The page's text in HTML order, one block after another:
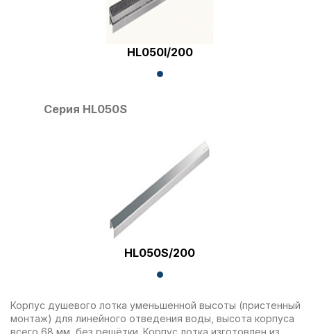
HL050I/200
Серия HL050S
HL050S/200
Корпус душевого лотка уменьшенной высоты (пристенный
монтаж) для линейного отведения воды, высота корпуса
всего 68 мм, без решётки. Корпус лотка изготовлен из